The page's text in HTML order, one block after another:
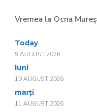
Vremea la Ocna Mureș
Today
9 AUGUST 2026
luni
10 AUGUST 2026
marți
11 AUGUST 2026